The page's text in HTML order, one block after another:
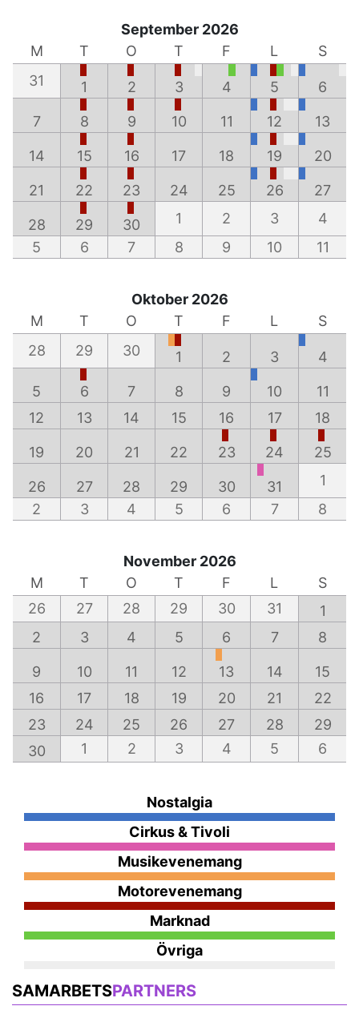
September 2026
M
T O T F L
S
31
1 2 3 4 5 6
7 8 9 10 11 12 13
14 15 16 17 18 19 20
21 22 23 24 25 26 27
28 29 30 1 2 3
4
5
6 7 8 9 10 11
Oktober 2026
M
T O T F L
S
28
29 30 1 2 3 4
5 6 7 8 9 10
11
12
13 14 15 16 17 18
19 20 21 22 23 24 25
26 27 28 29 30 31
1
2
3 4 5 6 7 8
November 2026
M
T O T F L
S
26
27 28 29 30 31
1
2
3 4 5 6 7 8
9 10 11 12 13 14
15
16
17 18 19 20 21
22
23
24 25 26 27 28
29
30
1 2 3 4 5 6
Nostalgia
Cirkus & Tivoli
Musikevenemang
Motorevenemang
Marknad
Övriga
SAMARBETSPARTNERS